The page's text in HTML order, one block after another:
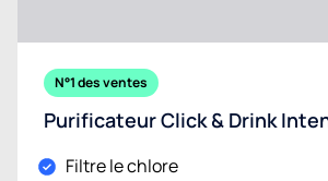
N°1 des ventes
Purificateur Click & Drink
Filtre le chlore